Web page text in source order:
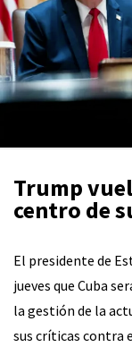
Trump
centro de
El presidente de
jueves que Cuba
la gestión de la
sus críticas contra